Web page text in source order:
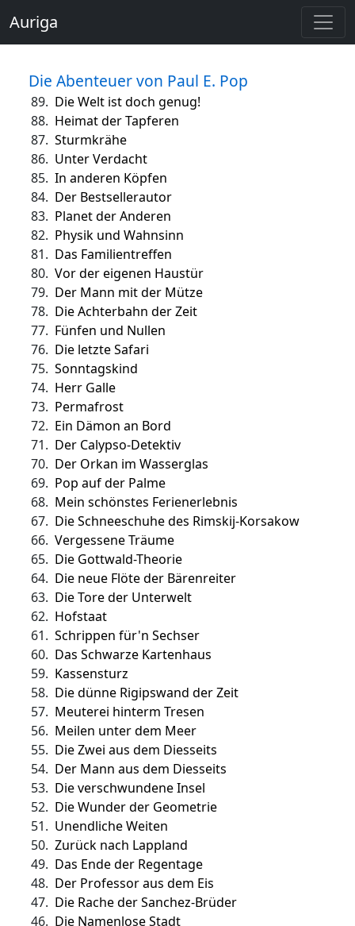
Auriga
Die Abenteuer von Paul E. Pop
89. Die Welt ist doch genug!
88. Heimat der Tapferen
87. Sturmkrähe
86. Unter Verdacht
85. In anderen Köpfen
84. Der Bestsellerautor
83. Planet der Anderen
82. Physik und Wahnsinn
81. Das Familientreffen
80. Vor der eigenen Haustür
79. Der Mann mit der Mütze
78. Die Achterbahn der Zeit
77. Fünfen und Nullen
76. Die letzte Safari
75. Sonntagskind
74. Herr Galle
73. Permafrost
72. Ein Dämon an Bord
71. Der Calypso-Detektiv
70. Der Orkan im Wasserglas
69. Pop auf der Palme
68. Mein schönstes Ferienerlebnis
67. Die Schneeschuhe des Rimskij-Korsakow
66. Vergessene Träume
65. Die Gottwald-Theorie
64. Die neue Flöte der Bärenreiter
63. Die Tore der Unterwelt
62. Hofstaat
61. Schrippen für'n Sechser
60. Das Schwarze Kartenhaus
59. Kassensturz
58. Die dünne Rigipswand der Zeit
57. Meuterei hinterm Tresen
56. Meilen unter dem Meer
55. Die Zwei aus dem Diesseits
54. Der Mann aus dem Diesseits
53. Die verschwundene Insel
52. Die Wunder der Geometrie
51. Unendliche Weiten
50. Zurück nach Lappland
49. Das Ende der Regentage
48. Der Professor aus dem Eis
47. Die Rache der Sanchez-Brüder
46. Die Namenlose Stadt